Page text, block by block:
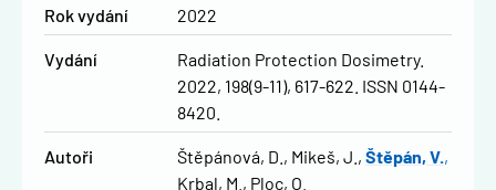
Rok vydání 2022
Vydání
Radiation Protection Dosimetry.
2022, 198(9-11), 617-622. ISSN 0144-
8420.
Autoři Štěpánová, D. Mikeš, J.
Štěpán, V.
Krbal, M.
Ploc, O.